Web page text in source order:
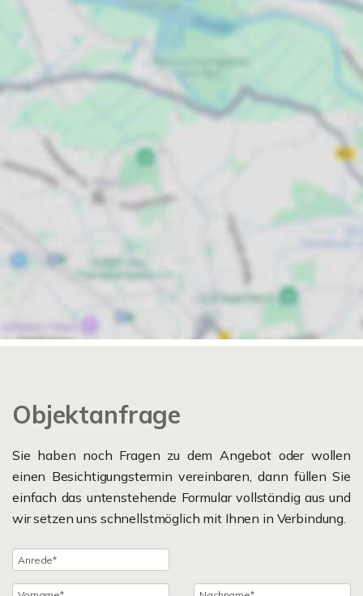
Objektanfrage
Sie haben noch Fragen zu dem Angebot oder wollen
einen Besichtigungstermin vereinbaren, dann füllen Sie
einfach das untenstehende Formular vollständig aus und
wir setzen uns schnellstmöglich mit Ihnen in Verbindung.